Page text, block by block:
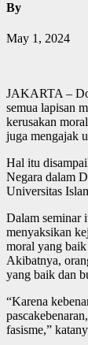
By
May 1, 2024
JAKARTA –
semua lapisan
kerusakan
juga mengajak
Hal itu
Negara dalam
Universitas
Dalam seminar
menyaksikan
moral yang
Akibatnya,
yang baik dan
“Karena
fasisme,”